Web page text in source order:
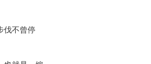
伐不曾停